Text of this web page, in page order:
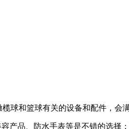
球和篮球有关的设备和配件，会
产品、防水手表等是不错的选择；